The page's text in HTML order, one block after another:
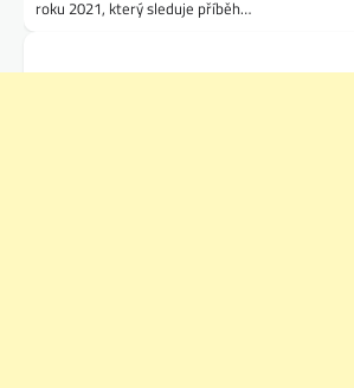
roku 2021, který sleduje příběh…